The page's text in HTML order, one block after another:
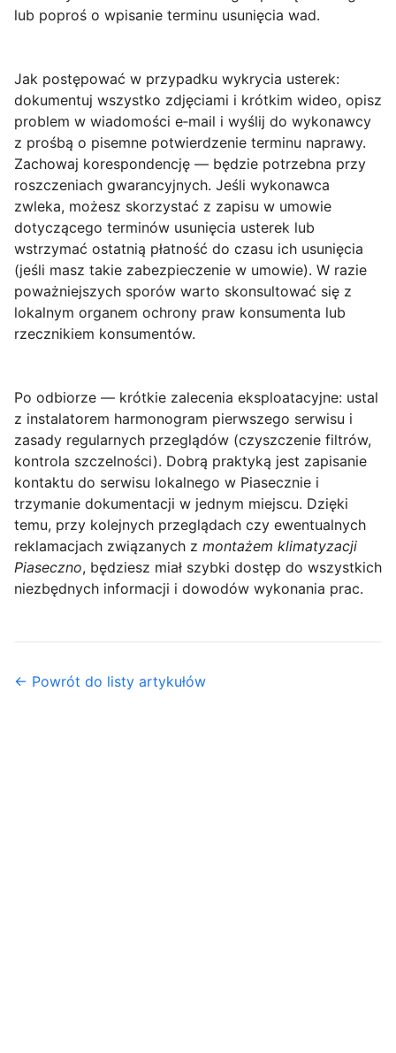
lub poproś o wpisanie terminu usunięcia wad.
Jak postępować w przypadku wykrycia usterek:
dokumentuj wszystko zdjęciami i krótkim wideo, opisz
problem w wiadomości e‑mail i wyślij do wykonawcy
z prośbą o pisemne potwierdzenie terminu naprawy.
Zachowaj korespondencję — będzie potrzebna przy
roszczeniach gwarancyjnych. Jeśli wykonawca
zwleka, możesz skorzystać z zapisu w umowie
dotyczącego terminów usunięcia usterek lub
wstrzymać ostatnią płatność do czasu ich usunięcia
(jeśli masz takie zabezpieczenie w umowie). W razie
poważniejszych sporów warto skonsultować się z
lokalnym organem ochrony praw konsumenta lub
rzecznikiem konsumentów.
Po odbiorze — krótkie zalecenia eksploatacyjne: ustal
z instalatorem harmonogram pierwszego serwisu i
zasady regularnych przeglądów (czyszczenie filtrów,
kontrola szczelności). Dobrą praktyką jest zapisanie
kontaktu do serwisu lokalnego w Piasecznie i
trzymanie dokumentacji w jednym miejscu. Dzięki
temu, przy kolejnych przeglądach czy ewentualnych
reklamacjach związanych z montażem klimatyzacji
Piaseczno, będziesz miał szybki dostęp do wszystkich
niezbędnych informacji i dowodów wykonania prac.
← Powrót do listy artykułów